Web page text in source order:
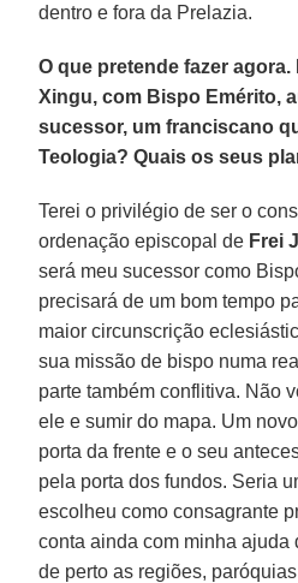
dentro e fora da Prelazia.
O que pretende fazer
Xingu, com Bispo Emérito,
sucessor, um franciscano
Teologia? Quais os seus
Terei o privilégio de ser o
ordenação episcopal de Frei
será meu sucessor como
precisará de um bom tempo
maior circunscrição
sua missão de bispo numa
parte também conflitiva. Não
ele e sumir do mapa. Um
porta da frente e o seu
pela porta dos fundos. Seria
escolheu como consagrante
conta ainda com minha ajuda
de perto as regiões,